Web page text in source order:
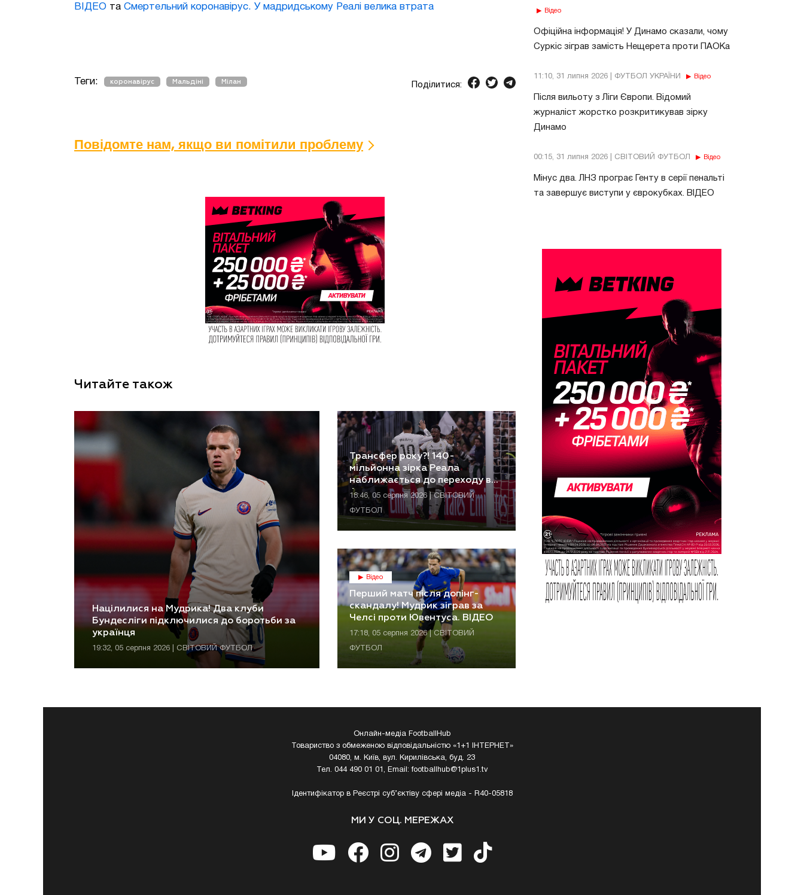
Відео
Офіційна інформація! У Динамо сказали, чому
Суркіс зіграв замість Нещерета проти ПАОКа
11:10, 31 липня 2026 | ФУТБОЛ УКРАЇНИ Відео
Після вильоту з Ліги Європи. Відомий
журналіст жорстко розкритикував зірку
Динамо
00:15, 31 липня 2026 | СВІТОВИЙ ФУТБОЛ Відео
Мінус два. ЛНЗ програє Генту в серії пенальті
та завершує виступи у єврокубках. ВІДЕО
ВІДЕО та Смертельний коронавірус. У мадридському Реалі велика втрата
Теги: коронавірус Мальдіні Мілан Поділитися:
Повідомте нам, якщо ви помітили проблему
Читайте також
Націлилися на Мудрика! Два клуби
Бундесліги підключилися до боротьби за
українця
19:32, 05 серпня 2026 | СВІТОВИЙ ФУТБОЛ
Трансфер року?! 140-
мільйонна зірка Реала
наближається до переходу в
Арсенал
18:46, 05 серпня 2026 | СВІТОВИЙ
ФУТБОЛ
Відео
Перший матч після допінг-
скандалу! Мудрик зіграв за
Челсі проти Ювентуса. ВІДЕО
17:18, 05 серпня 2026 | СВІТОВИЙ
ФУТБОЛ
Онлайн-медіа FootballHub
Товариство з обмеженою відповідальністю «1+1 ІНТЕРНЕТ»
04080, м. Київ, вул. Кирилівська, буд. 23
Тел. 044 490 01 01, Email:footballhub@1plus1.tv
Ідентифікатор в Реєстрі суб’єктіву сфері медіа - R40-05818
МИ У СОЦ. МЕРЕЖАХ